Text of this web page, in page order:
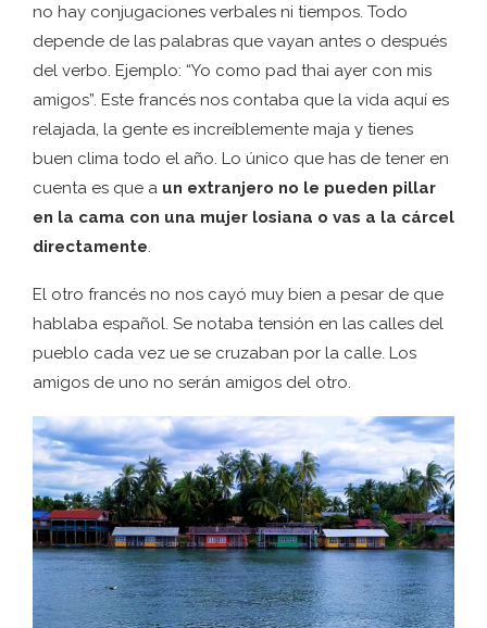
no hay conjugaciones verbales ni tiempos. Todo
depende de las palabras que vayan antes o después
del verbo. Ejemplo: “Yo como pad thai ayer con mis
amigos”. Este francés nos contaba que la vida aquí es
relajada, la gente es increíblemente maja y tienes
buen clima todo el año. Lo único que has de tener en
cuenta es que a un extranjero no le pueden pillar
en la cama con una mujer losiana o vas a la cárcel
directamente.
El otro francés no nos cayó muy bien a pesar de que
hablaba español. Se notaba tensión en las calles del
pueblo cada vez ue se cruzaban por la calle. Los
amigos de uno no serán amigos del otro.